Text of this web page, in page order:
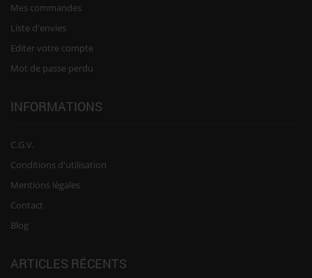
Mes commandes
Liste d'envies
Editer votre compte
Mot de passe perdu
INFORMATIONS
C.G.V.
Conditions d'utilisation
Mentions légales
Contact
Blog
ARTICLES RÉCENTS